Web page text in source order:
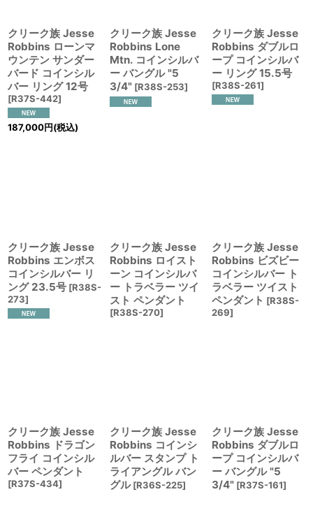
クリーク族 Jesse
Robbins ローンマ
ウンテン サンダー
バード コインシル
バー リング 12号
[R37S-442]
187,000円(税込)
クリーク族 Jesse
Robbins Lone
Mtn. コインシルバ
ー バングル "5
3/4" [R38S-253]
クリーク族 Jesse
Robbins ダブルロ
ープ コインシルバ
ー リング 15.5号
[R38S-261]
クリーク族 Jesse
Robbins エンボス
コインシルバー リ
ング 23.5号 [R38S-
273]
クリーク族 Jesse
Robbins ロイスト
ーン コインシルバ
ー トラベラー ツイ
スト ペンダント
[R38S-270]
クリーク族 Jesse
Robbins ビズビー
コインシルバー ト
ラベラー ツイスト
ペンダント [R38S-
269]
クリーク族 Jesse
Robbins ドラゴン
フライ コインシル
バー ペンダント
[R37S-434]
クリーク族 Jesse
Robbins コインシ
ルバー スタンプ ト
ライアングル バン
グル [R36S-225]
クリーク族 Jesse
Robbins ダブルロ
ープ コインシルバ
ー バングル "5
3/4" [R37S-161]